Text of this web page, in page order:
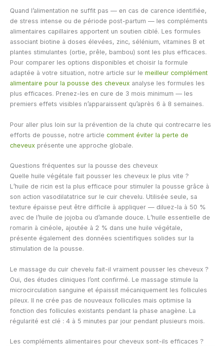
Quand l’alimentation ne suffit pas — en cas de carence identifiée,
de stress intense ou de période post-partum — les compléments
alimentaires capillaires apportent un soutien ciblé. Les formules
associant biotine à doses élevées, zinc, sélénium, vitamines B et
plantes stimulantes (ortie, prêle, bambou) sont les plus efficaces.
Pour comparer les options disponibles et choisir la formule
adaptée à votre situation, notre article sur le meilleur complément
alimentaire pour la pousse des cheveux analyse les formules les
plus efficaces. Prenez-les en cure de 3 mois minimum — les
premiers effets visibles n’apparaissent qu’après 6 à 8 semaines.
Pour aller plus loin sur la prévention de la chute qui contrecarre les
efforts de pousse, notre article comment éviter la perte de
cheveux présente une approche globale.
Questions fréquentes sur la pousse des cheveux
Quelle huile végétale fait pousser les cheveux le plus vite ?
L’huile de ricin est la plus efficace pour stimuler la pousse grâce à
son action vasodilatatrice sur le cuir chevelu. Utilisée seule, sa
texture épaisse peut être difficile à appliquer — diluez-la à 50 %
avec de l’huile de jojoba ou d’amande douce. L’huile essentielle de
romarin à cinéole, ajoutée à 2 % dans une huile végétale,
présente également des données scientifiques solides sur la
stimulation de la pousse.
Le massage du cuir chevelu fait-il vraiment pousser les cheveux ?
Oui, des études cliniques l’ont confirmé. Le massage stimule la
microcirculation sanguine et épaissit mécaniquement les follicules
pileux. Il ne crée pas de nouveaux follicules mais optimise la
fonction des follicules existants pendant la phase anagène. La
régularité est clé : 4 à 5 minutes par jour pendant plusieurs mois.
Les compléments alimentaires pour cheveux sont-ils efficaces ?